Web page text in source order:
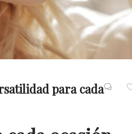
para cada